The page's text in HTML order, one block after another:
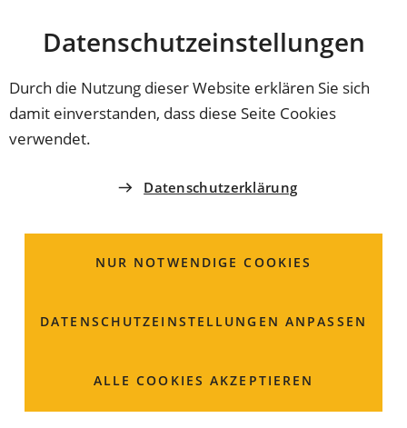
Datenschutz­einstellungen
Durch die Nutzung dieser Website erklären Sie sich
damit einverstanden, dass diese Seite Cookies
verwendet.
Datenschutzerklärung
NUR NOTWENDIGE COOKIES
DATENSCHUTZ­EINSTELLUNGEN ANPASSEN
ALLE COOKIES AKZEPTIEREN
INHALT ANSPRINGEN
Coburg
Kaufhof-Kauf zu
Die Stadt wird die Kaufhof-Immobilie kaufen. Das hat
Sport-Einzelhandel sollen Stadtarchiv und